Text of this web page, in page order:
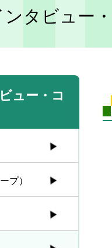
ンタビュー
ュー・コ
プ）